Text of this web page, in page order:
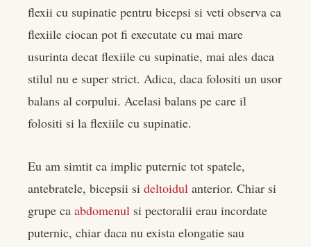
flexii cu supinatie pentru bicepsi si veti observa ca
flexiile ciocan pot fi executate cu mai mare
usurinta decat flexiile cu supinatie, mai ales daca
stilul nu e super strict. Adica, daca folositi un usor
balans al corpului. Acelasi balans pe care il
folositi si la flexiile cu supinatie.
Eu am simtit ca implic puternic tot spatele,
antebratele, bicepsii si deltoidul anterior. Chiar si
grupe ca abdomenul si pectoralii erau incordate
puternic, chiar daca nu exista elongatie sau